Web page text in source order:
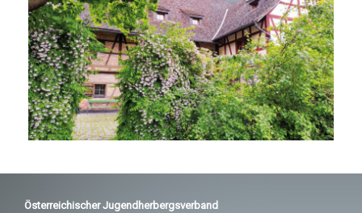
ÖsterreichischerJugendherbergsverband